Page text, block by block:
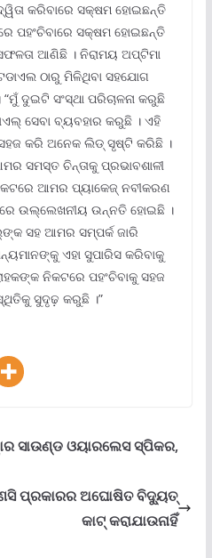
କରିବାରେ ସକ୍ଷମ ହୋଇଛନ୍ତି
ପହଂଚିବାରେ ସକ୍ଷମ ହୋଇଛନ୍ତି
ଆଣିଛି । ନିରାମୟ ଅପ୍ଟିମା
ଠାରୁ ମିଳିଥିବା ସହଯୋଗ
“ମୁଁ ଦୁଇଟି ସଂସ୍ଥା ପରିଚାଳନା କରୁଛି
ସେବା ବ୍ୟବହାର କରୁଛି । ଏହି
କରି ଅନେକ ଲିଡ୍ ସୃଷ୍ଟି କରିଛି ।
ଆମର ସମସ୍ତ ଚିନ୍ତାକୁ ପ୍ରଭାବଶାଳୀ
ଆମର ପ୍ୟାକେଜ୍ ନବୀକରଣ
ଉଲ୍ଲେଖନୀୟ ଉନ୍ନତି ହୋଇଛି ।
ସହ ଆମର ସମ୍ପର୍କ ଜାରି
ଏହା ସୁପାରିସ କରିବାକୁ
ନିକଟରେ ପହଂଚିବାକୁ ସହଜ
ସୁଦୃଢ଼ କରୁଛି ।”
ସାଉଣ୍ଡ ଓୟାରଲେସ ସ୍ପିକର,
ପ୍ରକାରର ଅଘୋଷିତ ବିଦ୍ୟୁତ୍
କାଟ୍ କରାଯାଉନାହିଁ